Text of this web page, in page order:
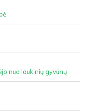
nuo laukinių gyvūnų